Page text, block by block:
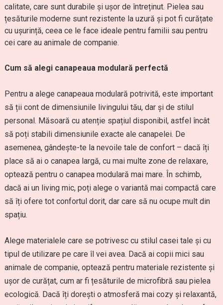
calitate, care sunt durabile și ușor de întreținut. Pielea sau
țesăturile moderne sunt rezistente la uzură și pot fi curățate
cu ușurință, ceea ce le face ideale pentru familii sau pentru
cei care au animale de companie.
Cum să alegi canapeaua modulară perfectă
Pentru a alege canapeaua modulară potrivită, este important
să ții cont de dimensiunile livingului tău, dar și de stilul
personal. Măsoară cu atenție spațiul disponibil, astfel încât
să poți stabili dimensiunile exacte ale canapelei. De
asemenea, gândește-te la nevoile tale de confort – dacă îți
place să ai o canapea largă, cu mai multe zone de relaxare,
optează pentru o canapea modulară mai mare. În schimb,
dacă ai un living mic, poți alege o variantă mai compactă care
să îți ofere tot confortul dorit, dar care să nu ocupe mult din
spațiu.
Alege materialele care se potrivesc cu stilul casei tale și cu
tipul de utilizare pe care îl vei avea. Dacă ai copii mici sau
animale de companie, optează pentru materiale rezistente și
ușor de curățat, cum ar fi țesăturile de microfibră sau pielea
ecologică. Dacă îți dorești o atmosferă mai cozy și relaxantă,